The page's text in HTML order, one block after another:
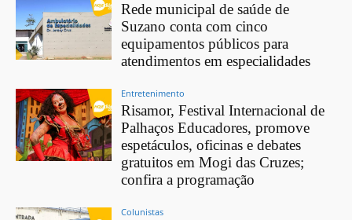
Rede municipal de saúde de
Suzano conta com cinco
equipamentos públicos para
atendimentos em especialidades
Entretenimento
Risamor, Festival Internacional de
Palhaços Educadores, promove
espetáculos, oficinas e debates
gratuitos em Mogi das Cruzes;
confira a programação
Colunistas